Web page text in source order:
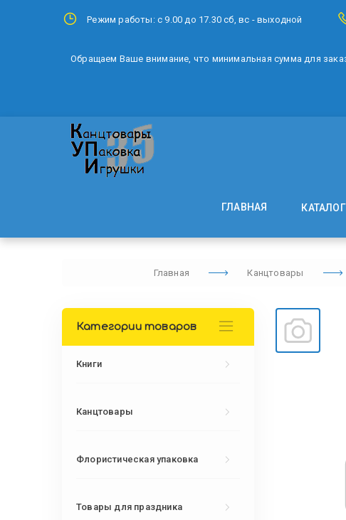
Режим работы: с 9.00 до 17.30 сб, вс - выходной
Обращаем Ваше внимание, что минимальная сумма для
ГЛАВНАЯ КАТАЛОГ
Главная Канцтовары
Категории товаров
Книги
Канцтовары
Флористическая упаковка
Товары для праздника